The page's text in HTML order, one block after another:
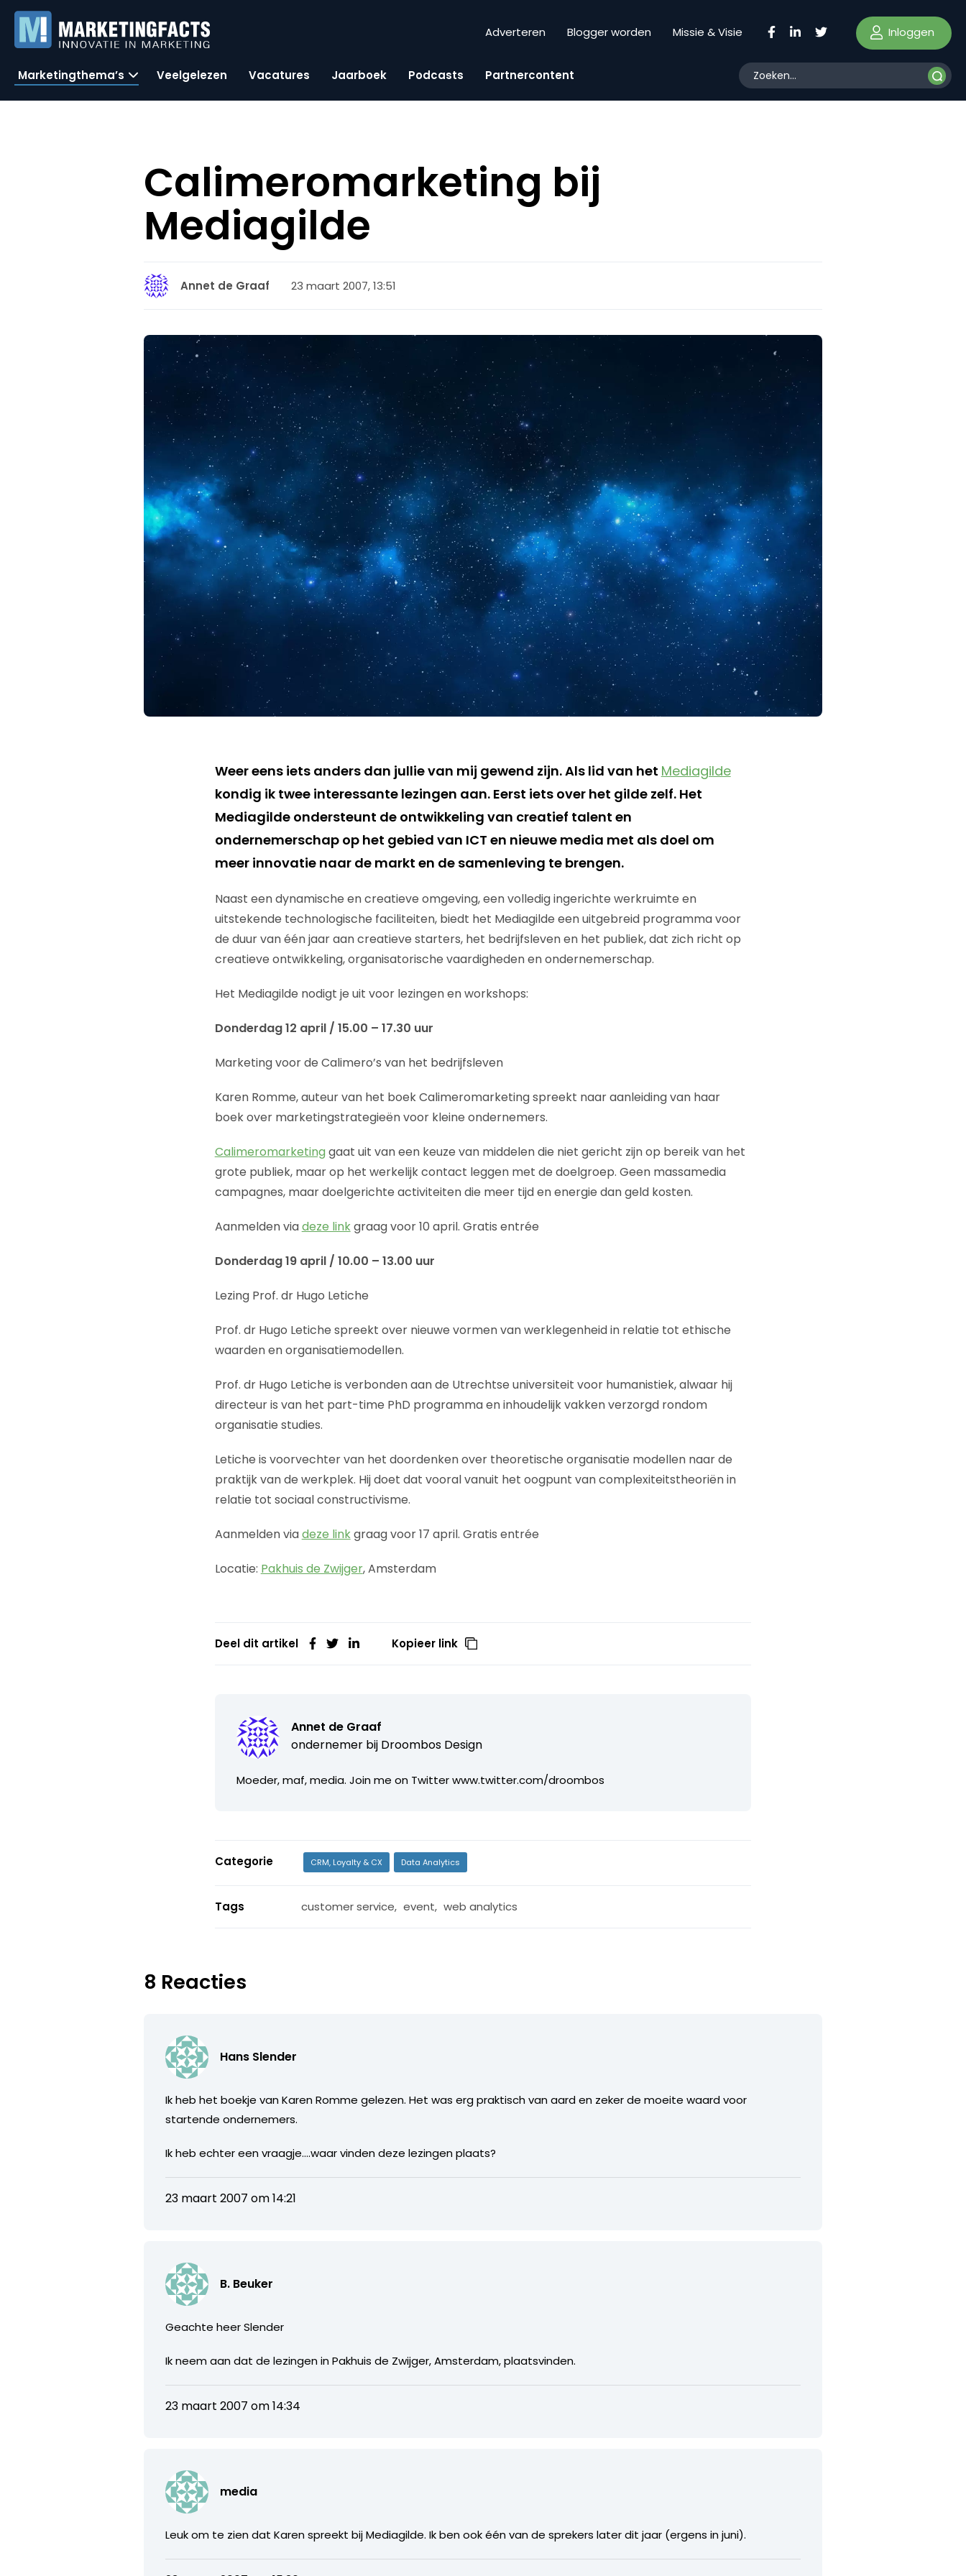
Adverteren Blogger worden Missie & Visie Inloggen
Marketingthema’s Veelgelezen Vacatures Jaarboek Podcasts Partnercontent
Calimeromarketing bij
Mediagilde
Annet de Graaf 23 maart 2007, 13:51
Weer eens iets anders dan jullie van mij gewend zijn. Als lid van het Mediagilde
kondig ik twee interessante lezingen aan. Eerst iets over het gilde zelf. Het
Mediagilde ondersteunt de ontwikkeling van creatief talent en
ondernemerschap op het gebied van ICT en nieuwe media met als doel om
meer innovatie naar de markt en de samenleving te brengen.
Naast een dynamische en creatieve omgeving, een volledig ingerichte werkruimte en
uitstekende technologische faciliteiten, biedt het Mediagilde een uitgebreid programma voor
de duur van één jaar aan creatieve starters, het bedrijfsleven en het publiek, dat zich richt op
creatieve ontwikkeling, organisatorische vaardigheden en ondernemerschap.
Het Mediagilde nodigt je uit voor lezingen en workshops:
Donderdag 12 april / 15.00 – 17.30 uur
Marketing voor de Calimero’s van het bedrijfsleven
Karen Romme, auteur van het boek Calimeromarketing spreekt naar aanleiding van haar
boek over marketingstrategieën voor kleine ondernemers.
Calimeromarketing gaat uit van een keuze van middelen die niet gericht zijn op bereik van het
grote publiek, maar op het werkelijk contact leggen met de doelgroep. Geen massamedia
campagnes, maar doelgerichte activiteiten die meer tijd en energie dan geld kosten.
Aanmelden viadeze linkgraag voor 10 april. Gratis entrée
Donderdag 19 april / 10.00 – 13.00 uur
Lezing Prof. dr Hugo Letiche
Prof. dr Hugo Letiche spreekt over nieuwe vormen van werklegenheid in relatie tot ethische
waarden en organisatiemodellen.
Prof. dr Hugo Letiche is verbonden aan de Utrechtse universiteit voor humanistiek, alwaar hij
directeur is van het part-time PhD programma en inhoudelijk vakken verzorgd rondom
organisatie studies.
Letiche is voorvechter van het doordenken over theoretische organisatie modellen naar de
praktijk van de werkplek. Hij doet dat vooral vanuit het oogpunt van complexiteitstheoriën in
relatie tot sociaal constructivisme.
Aanmelden viadeze linkgraag voor 17 april. Gratis entrée
Locatie: Pakhuis de Zwijger, Amsterdam
Deel dit artikel Kopieer link
Annet de Graaf
ondernemer bij Droombos Design
Moeder, maf, media. Join me on Twitter www.twitter.com/droombos
Categorie CRM, Loyalty & CX Data Analytics
Tags customer service, event, web analytics
8 Reacties
Hans Slender
Ik heb het boekje van Karen Romme gelezen. Het was erg praktisch van aard en zeker de moeite waard voor
startende ondernemers.
Ik heb echter een vraagje….waar vinden deze lezingen plaats?
23 maart 2007 om 14:21
B. Beuker
Geachte heer Slender
Ik neem aan dat de lezingen in Pakhuis de Zwijger, Amsterdam, plaatsvinden.
23 maart 2007 om 14:34
media
Leuk om te zien dat Karen spreekt bij Mediagilde. Ik ben ook één van de sprekers later dit jaar (ergens in juni).